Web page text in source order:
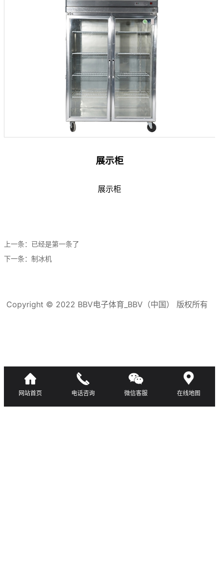
展示柜
展示柜
上一条：已经是第一条了
下一条： 制冰机
Copyright © 2022 BBV电子体育_BBV（中国） 版权所有
网站首页 电话咨询 微信客服 在线地图